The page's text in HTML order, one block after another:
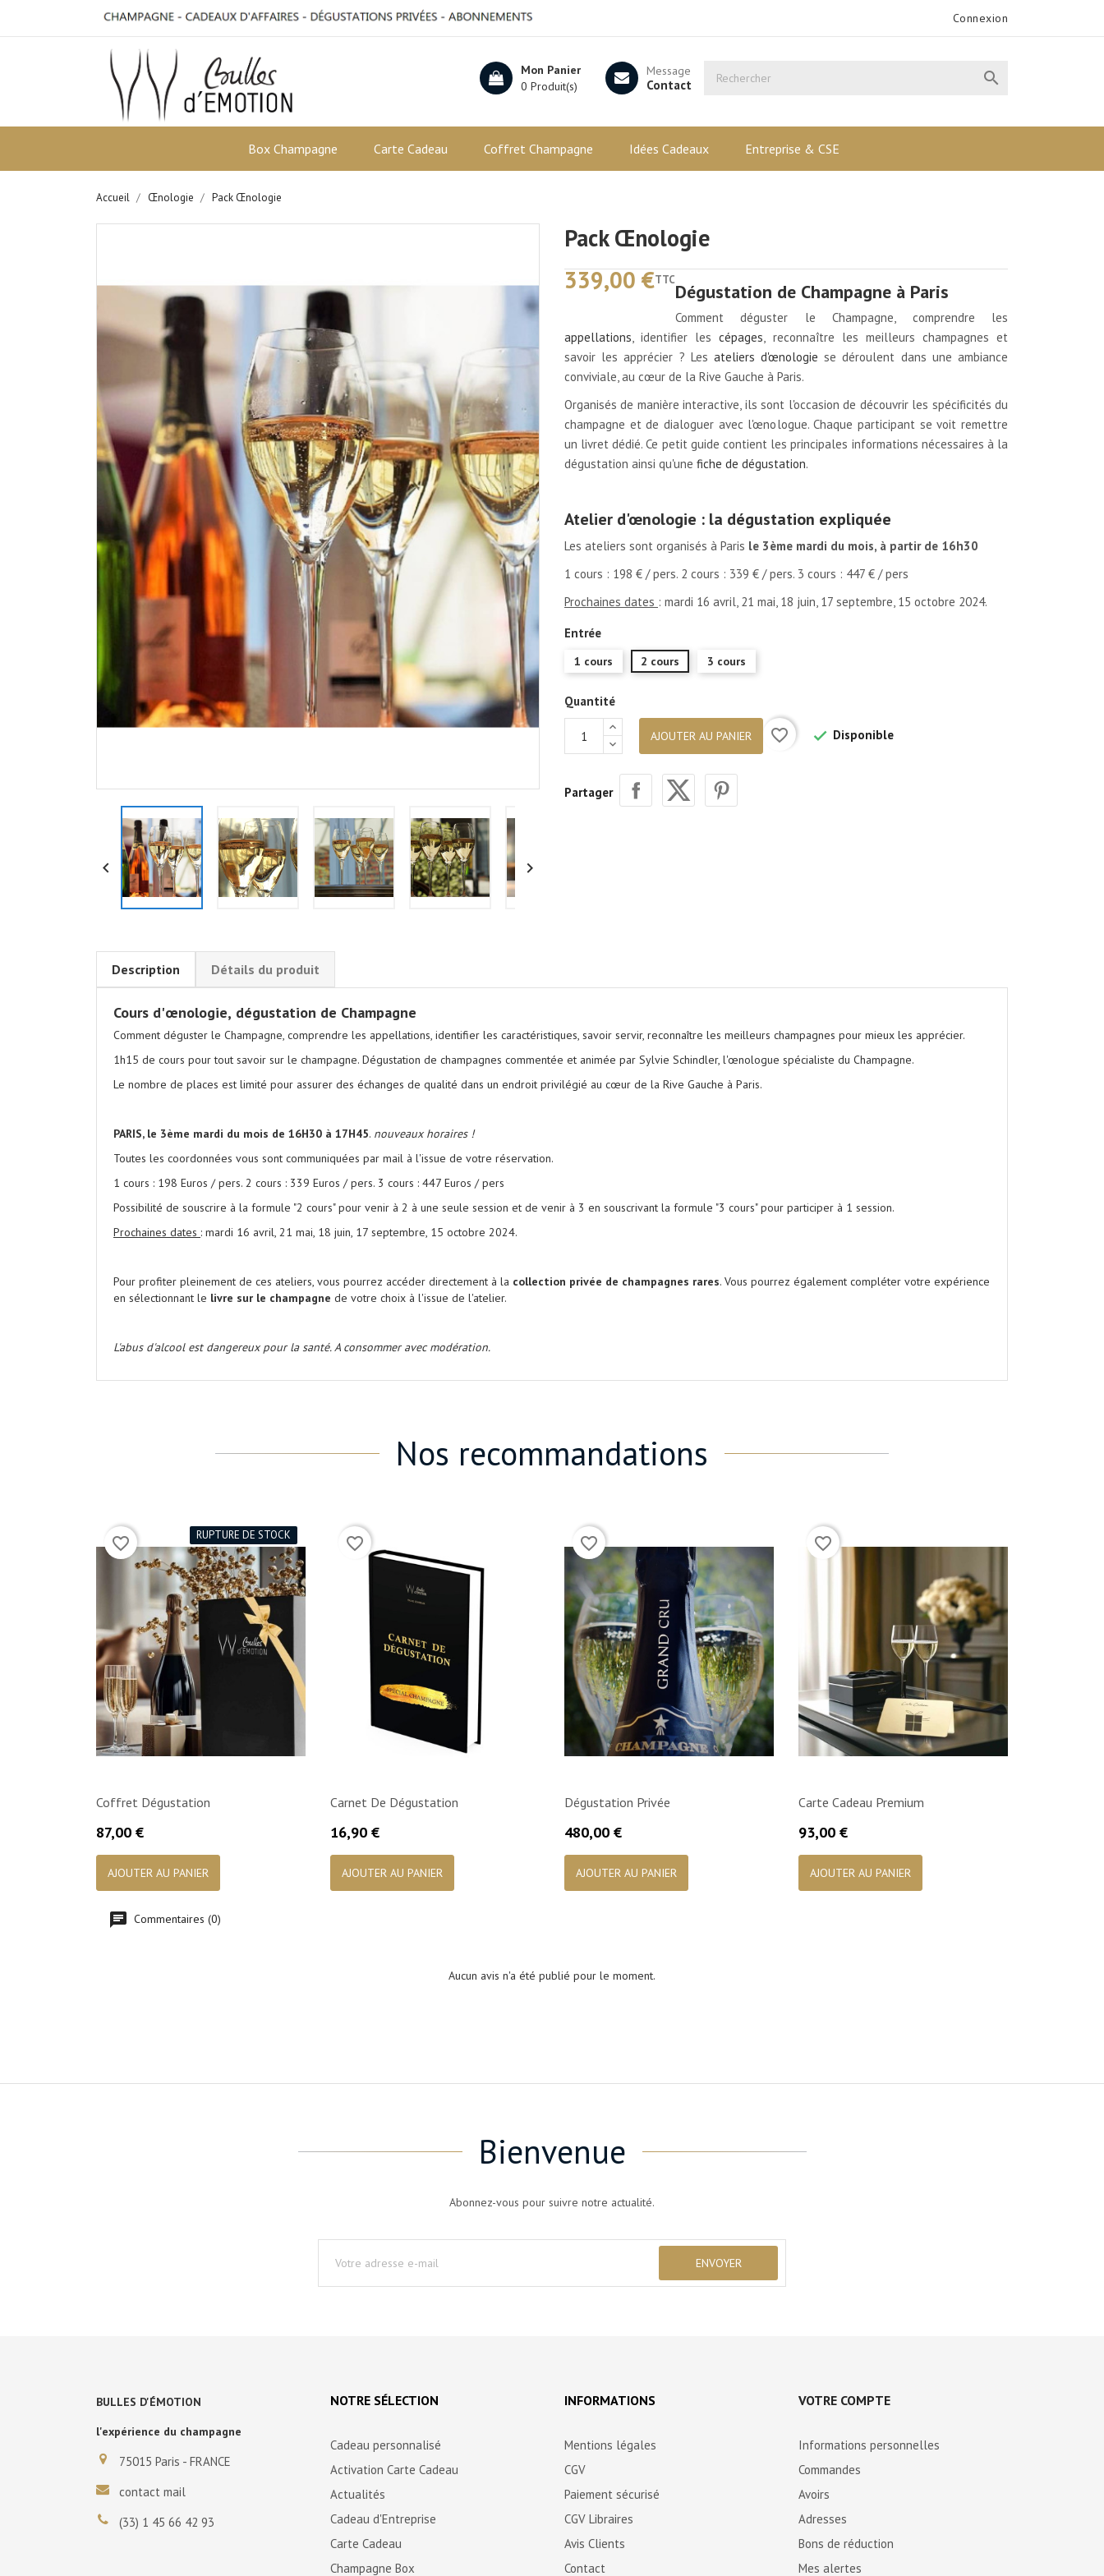
Connexion

Message
Contact
Mon Panier
0 Produit(s)
Box Champagne Carte Cadeau Coffret Champagne Idées Cadeaux Entreprise & CSE
Accueil Œnologie Pack Œnologie
 
Pack Œnologie
339,00 €TTC
Dégustation de Champagne à Paris
Comment déguster le Champagne, comprendre les
appellations, identifier lescépages, reconnaître les meilleurs champagnes et
savoir les apprécier ? Les ateliers d'œnologie se déroulent dans une ambiance
conviviale, au cœur de la Rive Gauche à Paris.
Organisés de manière interactive, ils sont l'occasion de découvrir les spécificités du
champagne et de dialoguer avec l'œnologue. Chaque participant se voit remettre
un livret dédié. Ce petit guide contient les principales informations nécessaires à la
dégustation ainsi qu'une fiche de dégustation.
Atelier d'œnologie : la dégustation expliquée
Les ateliers sont organisés à Paris le 3ème mardi du mois, à partir de 16h30
1 cours : 198 € / pers. 2 cours : 339 € / pers. 3 cours : 447 € / pers
Prochaines dates : mardi 16 avril, 21 mai, 18 juin, 17 septembre, 15 octobre 2024.
Entrée
1 cours 2 cours 3 cours
Quantité
AJOUTER AU PANIER favorite_border  Disponible
Partager
Description Détails du produit
Cours d'œnologie, dégustation de Champagne
Comment déguster le Champagne, comprendre les appellations, identifier les caractéristiques, savoir servir, reconnaître les meilleurs champagnes pour mieux les apprécier.
1h15 de cours pour tout savoir sur le champagne. Dégustation de champagnes commentée et animée par Sylvie Schindler, l'œnologue spécialiste du Champagne.
Le nombre de places est limité pour assurer des échanges de qualité dans un endroit privilégié au cœur de la Rive Gauche à Paris.
PARIS, le 3ème mardi du mois de 16H30 à 17H45. nouveaux horaires !
Toutes les coordonnées vous sont communiquées par mail à l'issue de votre réservation.
1 cours : 198 Euros / pers. 2 cours : 339 Euros / pers. 3 cours : 447 Euros / pers
Possibilité de souscrire à la formule "2 cours" pour venir à 2 à une seule session et de venir à 3 en souscrivant la formule "3 cours" pour participer à 1 session.
Prochaines dates : mardi 16 avril, 21 mai, 18 juin, 17 septembre, 15 octobre 2024.
Pour profiter pleinement de ces ateliers, vous pourrez accéder directement à la collection privée de champagnes rares. Vous pourrez également compléter votre expérience
en sélectionnant le livre sur le champagne de votre choix à l'issue de l'atelier.
L'abus d'alcool est dangereux pour la santé. A consommer avec modération.
Nos recommandations
RUPTURE DE STOCK
Coffret Dégustation
Prix
87,00 €
AJOUTER AU PANIER
favorite_border
Carnet De Dégustation
Prix
16,90 €
AJOUTER AU PANIER
favorite_border

Dégustation Privée
Prix
480,00 €
AJOUTER AU PANIER
favorite_border
Carte Cadeau Premium
Prix
93,00 €
AJOUTER AU PANIER
favorite_border
Commentaires (0)
Aucun avis n'a été publié pour le moment.
Bienvenue
Abonnez-vous pour suivre notre actualité.
BULLES D'ÉMOTION
l'expérience du champagne
75015 Paris - FRANCE
contact mail
(33) 1 45 66 42 93
NOTRE SÉLECTION
Cadeau personnalisé
Activation Carte Cadeau
Actualités
Cadeau d'Entreprise
Carte Cadeau
Champagne Box
INFORMATIONS
Mentions légales
CGV
Paiement sécurisé
CGV Libraires
Avis Clients
Contact
VOTRE COMPTE
Informations personnelles
Commandes
Avoirs
Adresses
Bons de réduction
Mes alertes